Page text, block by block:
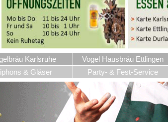
Karlsruhe Vogel Hausbräu Ettlingen
& Gläser Party- & Fest-Service